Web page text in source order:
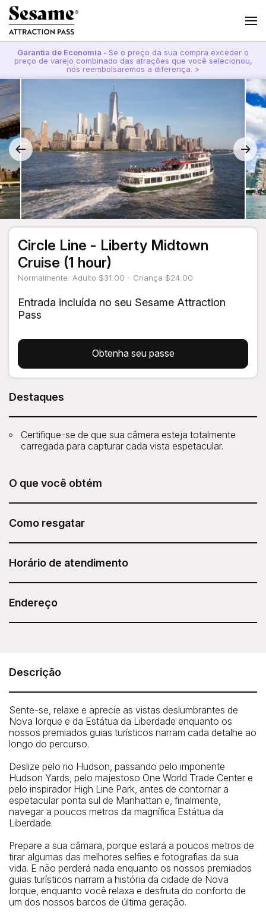
Garantia de Economia - Se o preço da sua compra exceder o
preço de varejo combinado das atrações que você selecionou,
nós reembolsaremos a diferença. >
Circle Line - Liberty Midtown
Cruise (1 hour)
Normalmente: Adulto $31.00 - Criança $24.00
Entrada incluída no seu Sesame Attraction
Pass
Obtenha seu passe
Destaques
Certifique-se de que sua câmera esteja totalmente
carregada para capturar cada vista espetacular.
O que você obtém
incluído no seu Sesame Attraction Pass.
Como resgatar
conta para reservar seu ingresso.
Horário de atendimento
Os horários variam de acordo com a data da visita.
Consulte a disponibilidade ao fazer sua reserva.
Endereço
Avenue, New York, NY 10036
Telefone: 212-563-3200
Descrição
Sente-se, relaxe e aprecie as vistas deslumbrantes de
Nova Iorque e da Estátua da Liberdade enquanto os
nossos premiados guias turísticos narram cada detalhe ao
longo do percurso.
Deslize pelo rio Hudson, passando pelo imponente
Hudson Yards, pelo majestoso One World Trade Center e
pelo inspirador High Line Park, antes de contornar a
espetacular ponta sul de Manhattan e, finalmente,
navegar a poucos metros da magnífica Estátua da
Liberdade.
Prepare a sua câmara, porque estará a poucos metros de
tirar algumas das melhores selfies e fotografias da sua
vida. E não perderá nada enquanto os nossos premiados
guias turísticos narram a história da cidade de Nova
Iorque, enquanto você relaxa e desfruta do conforto de
um dos nossos barcos de última geração.